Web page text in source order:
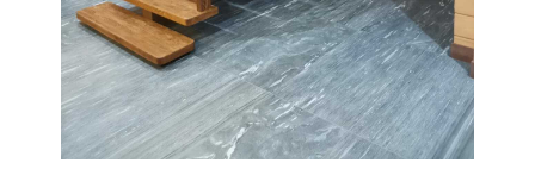
Мы предоставляем полную установку и сборку
лестницы с доставкой и гарантией на продукт